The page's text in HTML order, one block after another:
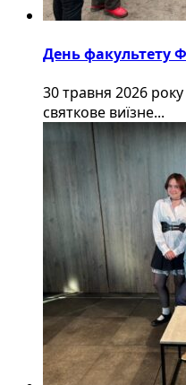
День факультету
30 травня 2026
святкове виїзне...